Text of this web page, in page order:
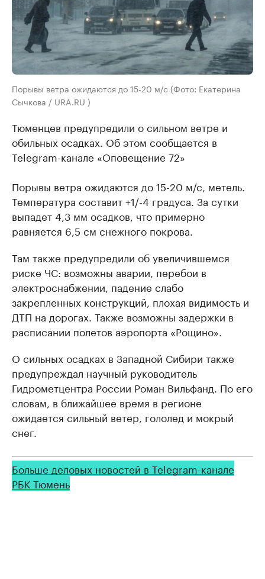
Порывы ветра ожидаются до 15-20 м/с (Фото: Екатерина
Сычкова / URA.RU )
Тюменцев предупредили о сильном ветре и
обильных осадках. Об этом сообщается в
Telegram-канале «Оповещение 72»
Порывы ветра ожидаются до 15-20 м/с, метель.
Температура составит +1/-4 градуса. За сутки
выпадет 4,3 мм осадков, что примерно
равняется 6,5 см снежного покрова.
Там также предупредили об увеличившемся
риске ЧС: возможны аварии, перебои в
электроснабжении, падение слабо
закрепленных конструкций, плохая видимость и
ДТП на дорогах. Также возможны задержки в
расписании полетов аэропорта «Рощино».
О сильных осадках в Западной Сибири также
предупреждал научный руководитель
Гидрометцентра России Роман Вильфанд. По его
словам, в ближайшее время в регионе
ожидается сильный ветер, гололед и мокрый
снег.
Больше деловых новостей в Telegram-канале
РБК Тюмень